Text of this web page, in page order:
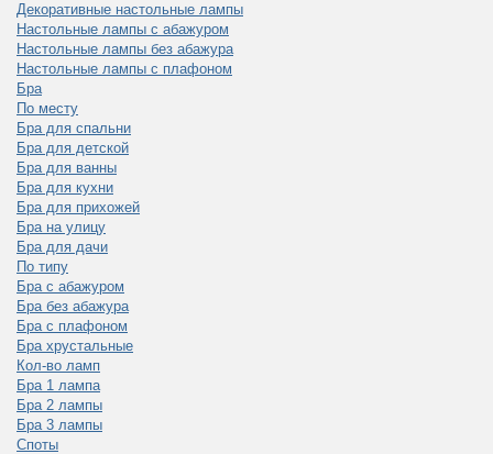
Декоративные настольные лампы
Настольные лампы с абажуром
Настольные лампы без абажура
Настольные лампы с плафоном
Бра
По месту
Бра для спальни
Бра для детской
Бра для ванны
Бра для кухни
Бра для прихожей
Бра на улицу
Бра для дачи
По типу
Бра с абажуром
Бра без абажура
Бра с плафоном
Бра хрустальные
Кол-во ламп
Бра 1 лампа
Бра 2 лампы
Бра 3 лампы
Споты